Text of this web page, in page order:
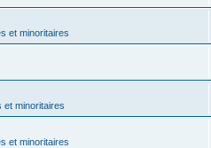
et minoritaires
et minoritaires
et minoritaires